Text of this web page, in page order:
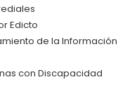
Edicto
de la Información
con Discapacidad